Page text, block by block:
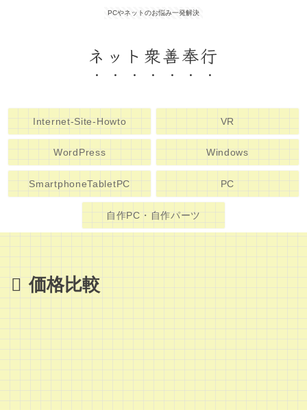
PCやネットのお悩み一発解決
ネット衆善奉行
Internet-Site-Howto VR
WordPress Windows
SmartphoneTabletPC PC
自作PC・自作パーツ
価格比較